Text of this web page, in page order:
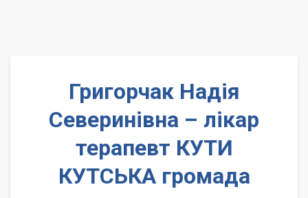
Григорчак Надія
Северинівна – лікар
терапевт КУТИ
КУТСЬКА громада